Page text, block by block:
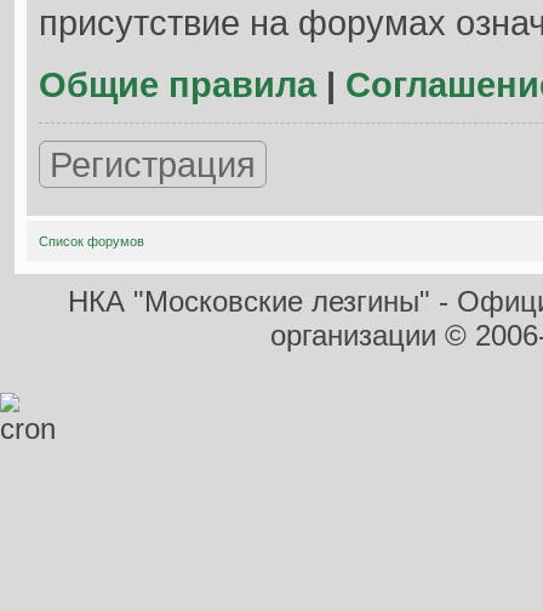
присутствие на форумах
Общие правила|
Регистрация
Список форумов
НКА "Московские лезгины" -
организации ©